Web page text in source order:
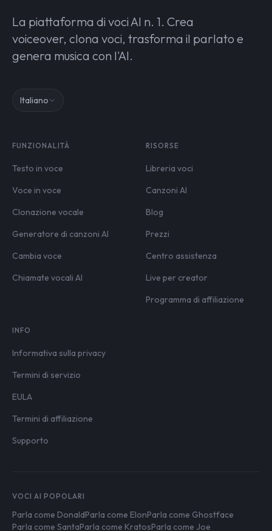
La piattaforma di voci AI n. 1. Crea
voiceover, clona voci, trasforma il parlato e
genera musica con l'AI.
Italiano
FUNZIONALITÀ
Testo in voce
Voce in voce
Clonazione vocale
Generatore di canzoni AI
Cambia voce
Chiamate vocali AI
RISORSE
Libreria voci
Canzoni AI
Blog
Prezzi
Centro assistenza
Live per creator
Programma di affiliazione
INFO
Informativa sulla privacy
Termini di servizio
EULA
Termini di affiliazione
Supporto
VOCI AI POPOLARI
Parla come DonaldParla come ElonParla come Ghostface
Parla come SantaParla come KratosParla come Joe